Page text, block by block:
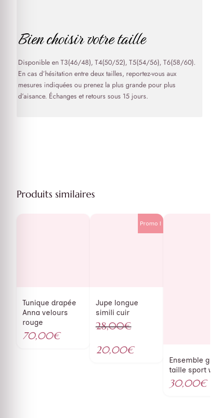
Bien choisir votre taille
Disponible en T3(46/48), T4(50/52), T5(54/56), T6(58/60).
En cas d’hésitation entre deux tailles, reportez-vous aux
mesures indiquées ou prenez la plus grande pour plus
d’aisance. Échanges et retours sous 15 jours.
Produits similaires
Tunique drapée
Anna velours
rouge
70,00€
Jupe longue
simili cuir
28,00€
prix
20,00€
Promo !
Ensemble
taille sport
30,00€